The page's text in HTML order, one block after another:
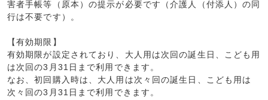
害者手帳等（原本）の提示が必要です（介護人（付添人）の同
行は不要です）。
【有効期限】
有効期限が設定されており、大人用は次回の誕生日、こども用
は次回の3月31日まで利用できます。
なお、初回購入時は、大人用は次々回の誕生日、こども用は
次々回の3月31日まで利用できます。